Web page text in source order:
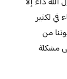
في لكثير
من
مشكلة